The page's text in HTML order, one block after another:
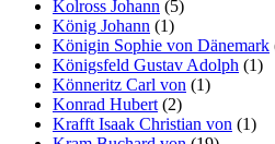
Kolross Johann (5)
König Johann (1)
Königin Sophie von Dänemark
Königsfeld Gustav Adolph (1)
Könneritz Carl von (1)
Konrad Hubert (2)
Krafft Isaak Christian von (1)